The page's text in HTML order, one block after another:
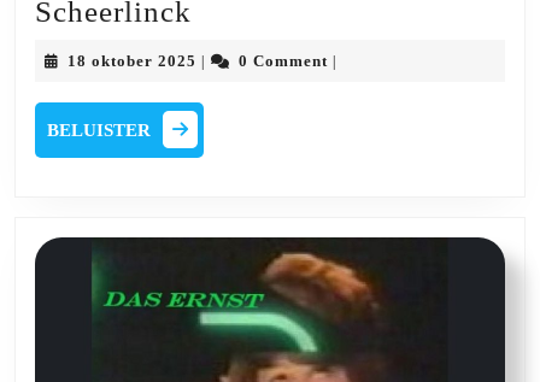
Scheerlinck
Coated
Céline
Scheerlinck
18 oktober 2025 18
2025
| 0 Comment |
BELUISTER BELUISTER